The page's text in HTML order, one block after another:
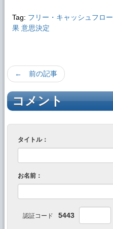
Tag: フリー・キャッシュフロー
果 意思決定
← 前の記事
コメント
タイトル：
お名前：
認証コード 5443